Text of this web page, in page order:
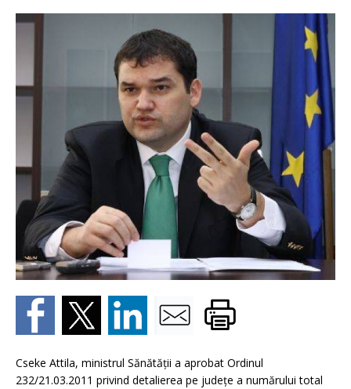
Cseke Attila, ministrul Sănătăţii a aprobat Ordinul
232/21.03.2011 privind detalierea pe judeţe a numărului total